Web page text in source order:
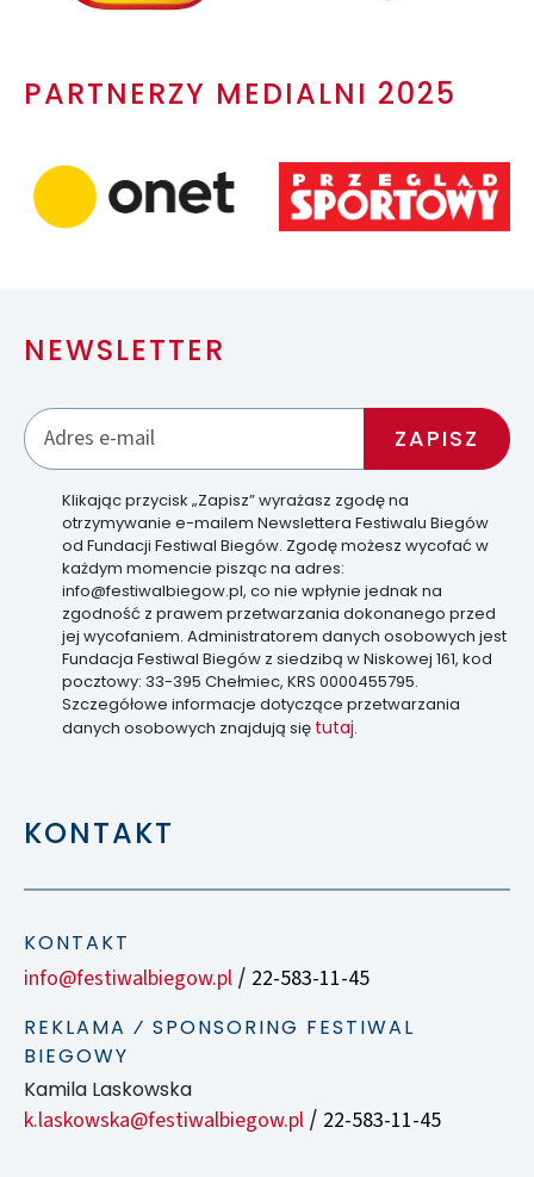
PARTNERZY MEDIALNI 2025
NEWSLETTER
Klikając przycisk „Zapisz” wyrażasz zgodę na
otrzymywanie e-mailem Newslettera Festiwalu Biegów
od Fundacji Festiwal Biegów. Zgodę możesz wycofać w
każdym momencie pisząc na adres:
info@festiwalbiegow.pl, co nie wpłynie jednak na
zgodność z prawem przetwarzania dokonanego przed
jej wycofaniem. Administratorem danych osobowych jest
Fundacja Festiwal Biegów z siedzibą w Niskowej 161, kod
pocztowy: 33-395 Chełmiec, KRS 0000455795.
Szczegółowe informacje dotyczące przetwarzania
danych osobowych znajdują się tutaj.
KONTAKT
KONTAKT
info@festiwalbiegow.pl / 22-583-11-45
REKLAMA ⁄ SPONSORING FESTIWAL
BIEGOWY
Kamila Laskowska
k.laskowska@festiwalbiegow.pl / 22-583-11-45